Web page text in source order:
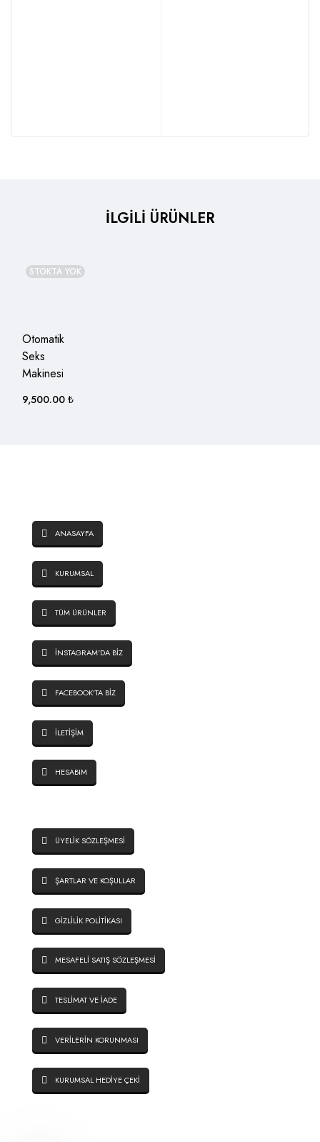
İLGİLİ ÜRÜNLER
STOKTA YOK
Otomatik
Seks
Makinesi
9,500.00 ₺
ANASAYFA
KURUMSAL
TÜM ÜRÜNLER
İNSTAGRAM'DA BİZ
FACEBOOK'TA BİZ
İLETİŞİM
HESABIM
ÜYELİK SÖZLEŞMESİ
ŞARTLAR VE KOŞULLAR
GİZLİLİK POLİTİKASI
MESAFELİ SATIŞ SÖZLEŞMESİ
TESLİMAT VE İADE
VERİLERİN KORUNMASI
KURUMSAL HEDİYE ÇEKİ